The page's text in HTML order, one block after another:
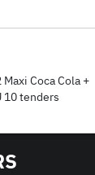
Coca Cola +
10 tenders